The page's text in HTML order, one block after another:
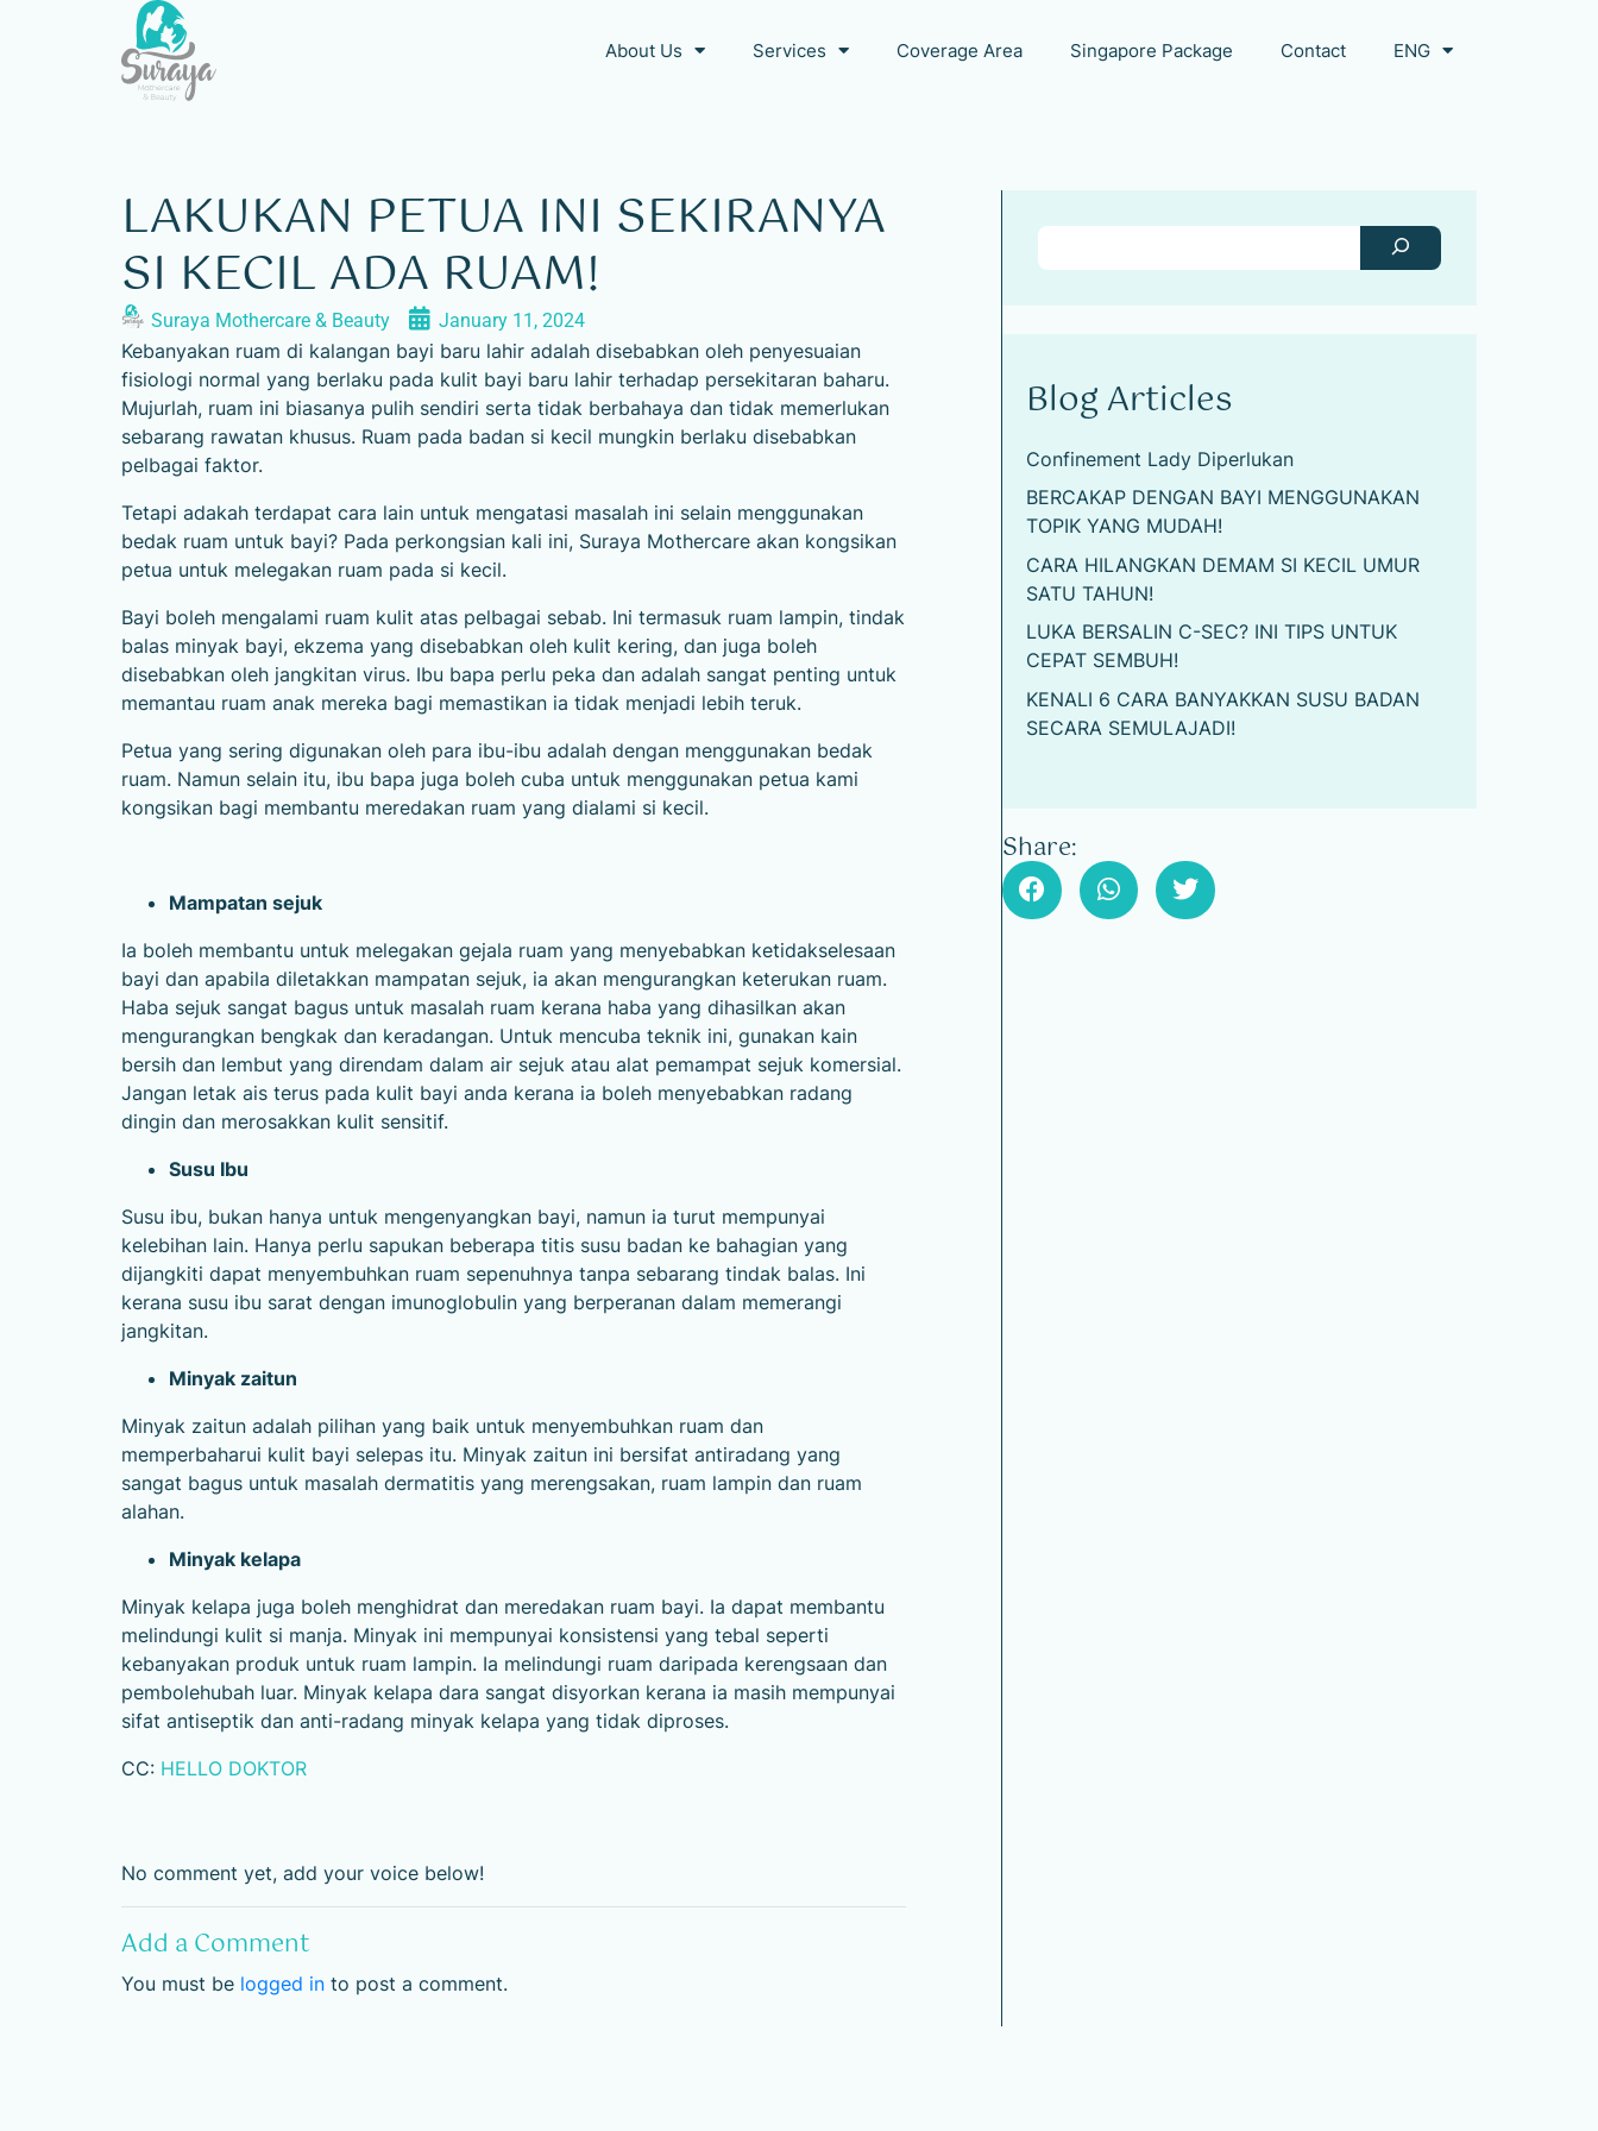
About Us Services Coverage Area Singapore Package Contact ENG
LAKUKAN PETUA INI SEKIRANYA
SI KECIL ADA RUAM!
Suraya Mothercare & Beauty January 11, 2024
Kebanyakan ruam di kalangan bayi baru lahir adalah disebabkan oleh penyesuaian
fisiologi normal yang berlaku pada kulit bayi baru lahir terhadap persekitaran baharu.
Mujurlah, ruam ini biasanya pulih sendiri serta tidak berbahaya dan tidak memerlukan
sebarang rawatan khusus. Ruam pada badan si kecil mungkin berlaku disebabkan
pelbagai faktor.
Tetapi adakah terdapat cara lain untuk mengatasi masalah ini selain menggunakan
bedak ruam untuk bayi? Pada perkongsian kali ini, Suraya Mothercare akan kongsikan
petua untuk melegakan ruam pada si kecil.
Bayi boleh mengalami ruam kulit atas pelbagai sebab. Ini termasuk ruam lampin, tindak
balas minyak bayi, ekzema yang disebabkan oleh kulit kering, dan juga boleh
disebabkan oleh jangkitan virus. Ibu bapa perlu peka dan adalah sangat penting untuk
memantau ruam anak mereka bagi memastikan ia tidak menjadi lebih teruk.
Petua yang sering digunakan oleh para ibu-ibu adalah dengan menggunakan bedak
ruam. Namun selain itu, ibu bapa juga boleh cuba untuk menggunakan petua kami
kongsikan bagi membantu meredakan ruam yang dialami si kecil.
Mampatan sejuk
Ia boleh membantu untuk melegakan gejala ruam yang menyebabkan ketidakselesaan
bayi dan apabila diletakkan mampatan sejuk, ia akan mengurangkan keterukan ruam.
Haba sejuk sangat bagus untuk masalah ruam kerana haba yang dihasilkan akan
mengurangkan bengkak dan keradangan. Untuk mencuba teknik ini, gunakan kain
bersih dan lembut yang direndam dalam air sejuk atau alat pemampat sejuk komersial.
Jangan letak ais terus pada kulit bayi anda kerana ia boleh menyebabkan radang
dingin dan merosakkan kulit sensitif.
Susu Ibu
Susu ibu, bukan hanya untuk mengenyangkan bayi, namun ia turut mempunyai
kelebihan lain. Hanya perlu sapukan beberapa titis susu badan ke bahagian yang
dijangkiti dapat menyembuhkan ruam sepenuhnya tanpa sebarang tindak balas. Ini
kerana susu ibu sarat dengan imunoglobulin yang berperanan dalam memerangi
jangkitan.
Minyak zaitun
Minyak zaitun adalah pilihan yang baik untuk menyembuhkan ruam dan
memperbaharui kulit bayi selepas itu. Minyak zaitun ini bersifat antiradang yang
sangat bagus untuk masalah dermatitis yang merengsakan, ruam lampin dan ruam
alahan.
Minyak kelapa
Minyak kelapa juga boleh menghidrat dan meredakan ruam bayi. Ia dapat membantu
melindungi kulit si manja. Minyak ini mempunyai konsistensi yang tebal seperti
kebanyakan produk untuk ruam lampin. Ia melindungi ruam daripada kerengsaan dan
pembolehubah luar. Minyak kelapa dara sangat disyorkan kerana ia masih mempunyai
sifat antiseptik dan anti-radang minyak kelapa yang tidak diproses.
CC: HELLO DOKTOR
No comment yet, add your voice below!
Add a Comment
You must be logged in to post a comment.
Blog Articles
Confinement Lady Diperlukan
BERCAKAP DENGAN BAYI MENGGUNAKAN
TOPIK YANG MUDAH!
CARA HILANGKAN DEMAM SI KECIL UMUR
SATU TAHUN!
LUKA BERSALIN C-SEC? INI TIPS UNTUK
CEPAT SEMBUH!
KENALI 6 CARA BANYAKKAN SUSU BADAN
SECARA SEMULAJADI!
Share: